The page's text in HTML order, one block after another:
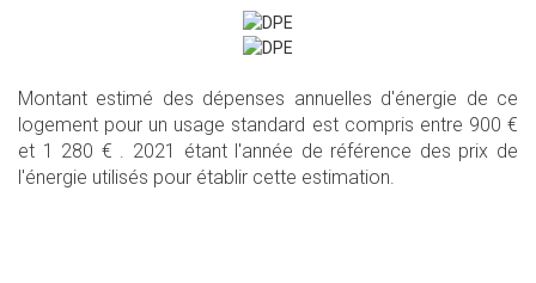
Montant estimé des dépenses annuelles d'énergie de ce
logement pour un usage standard est compris entre 900 €
et 1 280 € . 2021 étant l'année de référence des prix de
l'énergie utilisés pour établir cette estimation.